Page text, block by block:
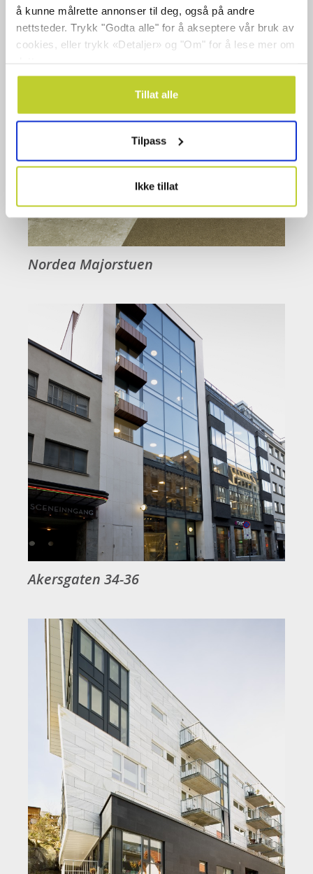
å kunne målrette annonser til deg, også på andre
nettsteder. Trykk "Godta alle" for å akseptere vår bruk av
cookies, eller trykk «Detaljer» og "Om" for å lese mer om
Tillat alle
Tilpass
Ikke tillat
Nordea Majorstuen
Akersgaten 34-36